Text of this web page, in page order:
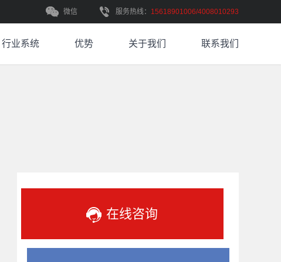
微信 服务热线： 15618901006/4008010293
行业系统 优势 关于我们 联系我们
在线咨询